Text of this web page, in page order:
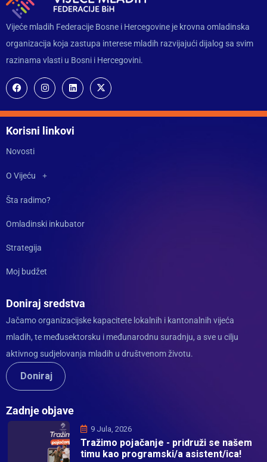
Vijeće mladih Federacije Bosne i Hercegovine je krovna omladinska
organizacija koja zastupa interese mladih razvijajući dijalog sa svim
razinama vlasti u Bosni i Hercegovini.
Korisni linkovi
Novosti
O Vijeću
Šta radimo?
Omladinski inkubator
Strategija
Moj budžet
Doniraj sredstva
Jačamo organizacijske kapacitete lokalnih i kantonalnih vijeća
mladih, te međusektorsku i međunarodnu suradnju, a sve u cilju
aktivnog sudjelovanja mladih u društvenom životu.
Doniraj
Zadnje objave
9 Jula, 2026
Tražimo pojačanje - pridruži se našem
timu kao programski/a asistent/ica!